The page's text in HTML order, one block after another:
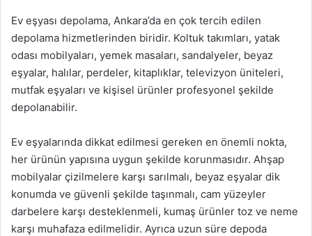
Ev eşyası depolama, Ankara’da en çok tercih edilen
depolama hizmetlerinden biridir. Koltuk takımları, yatak
odası mobilyaları, yemek masaları, sandalyeler, beyaz
eşyalar, halılar, perdeler, kitaplıklar, televizyon üniteleri,
mutfak eşyaları ve kişisel ürünler profesyonel şekilde
depolanabilir.
Ev eşyalarında dikkat edilmesi gereken en önemli nokta,
her ürünün yapısına uygun şekilde korunmasıdır. Ahşap
mobilyalar çizilmelere karşı sarılmalı, beyaz eşyalar dik
konumda ve güvenli şekilde taşınmalı, cam yüzeyler
darbelere karşı desteklenmeli, kumaş ürünler toz ve neme
karşı muhafaza edilmelidir. Ayrıca uzun süre depoda